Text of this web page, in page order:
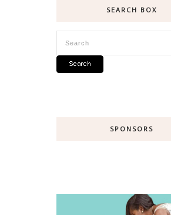
SEARCH BOX
SPONSORS